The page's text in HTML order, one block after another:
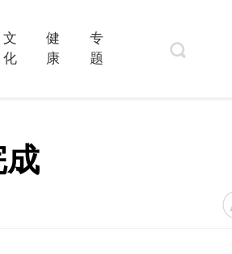
文
化
健
康
专
题
成